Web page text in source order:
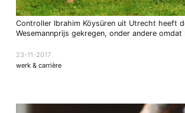
Controller Ibrahim Köysüren uit Utrecht heeft
Wesemannprijs gekregen, onder andere
23-11-2017
werk & carrière